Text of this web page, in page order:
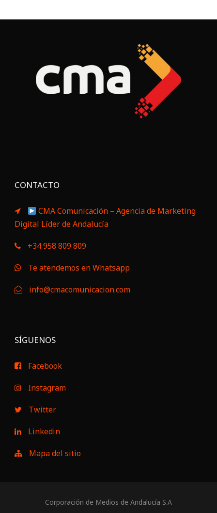
CONTACTO
CMA Comunicación – Agencia de Marketing
Digital Líder de Andalucía
+34 958 809 809
Te atendemos en Whatsapp
info@cmacomunicacion.com
SÍGUENOS
Facebook
Instagram
Twitter
Linkedin
Mapa del sitio
Corporación de Medios de Andalucía S.A